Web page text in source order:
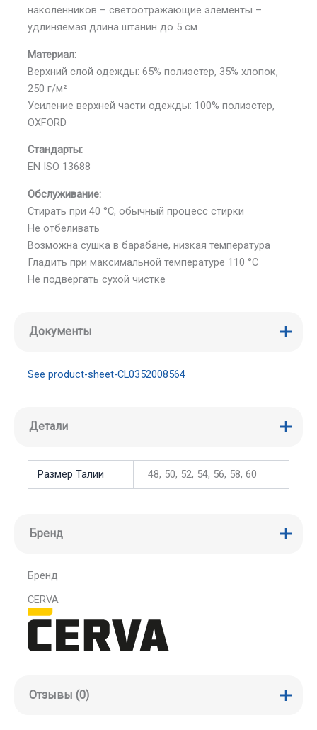
наколенников – светоотражающие элементы –
удлиняемая длина штанин до 5 см
Материал:
Верхний слой одежды: 65% полиэстер, 35% хлопок,
250 г/м²
Усиление верхней части одежды: 100% полиэстер,
OXFORD
Стандарты:
EN ISO 13688
Обслуживание:
Стирать при 40 °C, обычный процесс стирки
Не отбеливать
Возможна сушка в барабане, низкая температура
Гладить при максимальной температуре 110 °C
Не подвергать сухой чистке
Документы
See product-sheet-CL0352008564
Детали
Размер Талии 48, 50, 52, 54, 56, 58, 60
Бренд
Бренд
CERVA
Отзывы (0)